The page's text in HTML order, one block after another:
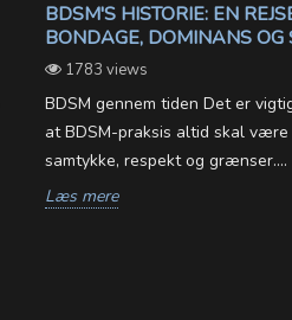
BDSM'S HISTORIE: EN
BONDAGE, DOMINANS OG
1783 views
BDSM gennem tiden Det er
at BDSM-praksis altid skal
samtykke, respekt og grænser....
Læs mere